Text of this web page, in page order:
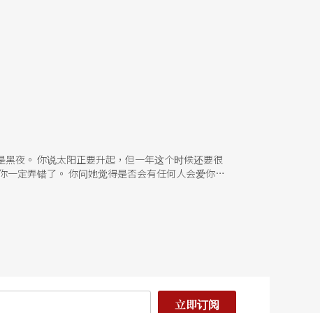
夜。 你说太阳正要升起，但一年这个时候还要很
定弄错了。 你问她觉得是否会有任何人会爱你。
立即订阅